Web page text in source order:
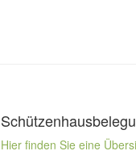
Hier finden Sie eine